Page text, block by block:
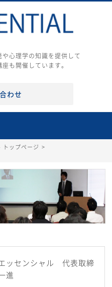
心理学の知識を提供して
も開催しています。
わせ
トップページ >
ッセンシャル 代表取締
進